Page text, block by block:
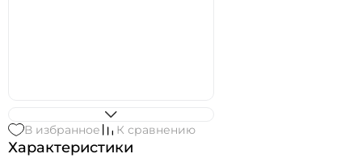
В избранное К сравнению
Характеристики